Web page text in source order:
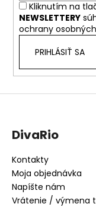
Kliknutím na
NEWSLETTERY
ochrany
PRIHLÁSIŤ SA
DivaRio
Kontakty
Moja objednávka
Napíšte nám
Vrátenie / výmena